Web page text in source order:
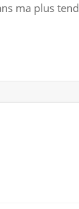
ma plus